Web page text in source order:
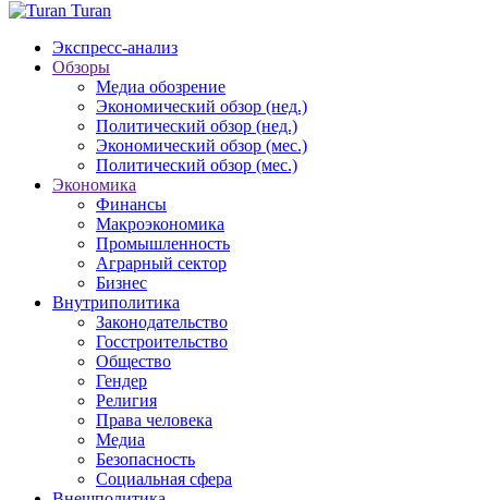
Turan
Экспресс-анализ
Обзоры
Медиа обозрение
Экономический обзор (нед.)
Политический обзор (нед.)
Экономический обзор (мес.)
Политический обзор (мес.)
Экономика
Финансы
Макроэкономика
Промышленность
Аграрный сектор
Бизнес
Внутриполитика
Законодательство
Госстроительство
Общество
Гендер
Религия
Права человека
Медиа
Безопасность
Социальная сфера